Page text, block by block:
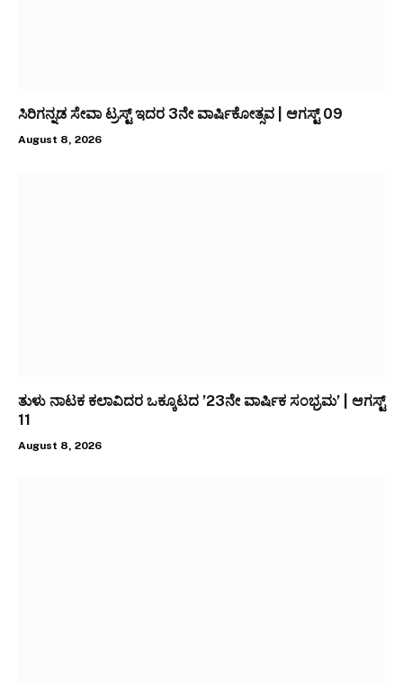
ಸಿರಿಗನ್ನಡ ಸೇವಾ ಟ್ರಸ್ಟ್ ಇದರ 3ನೇ ವಾರ್ಷಿಕೋತ್ಸವ | ಆಗಸ್ಟ್ 09
August 8, 2026
ತುಳು ನಾಟಕ ಕಲಾವಿದರ ಒಕ್ಕೂಟದ ’23ನೇ ವಾರ್ಷಿಕ ಸಂಭ್ರಮ’ | ಆಗಸ್ಟ್
11
August 8, 2026